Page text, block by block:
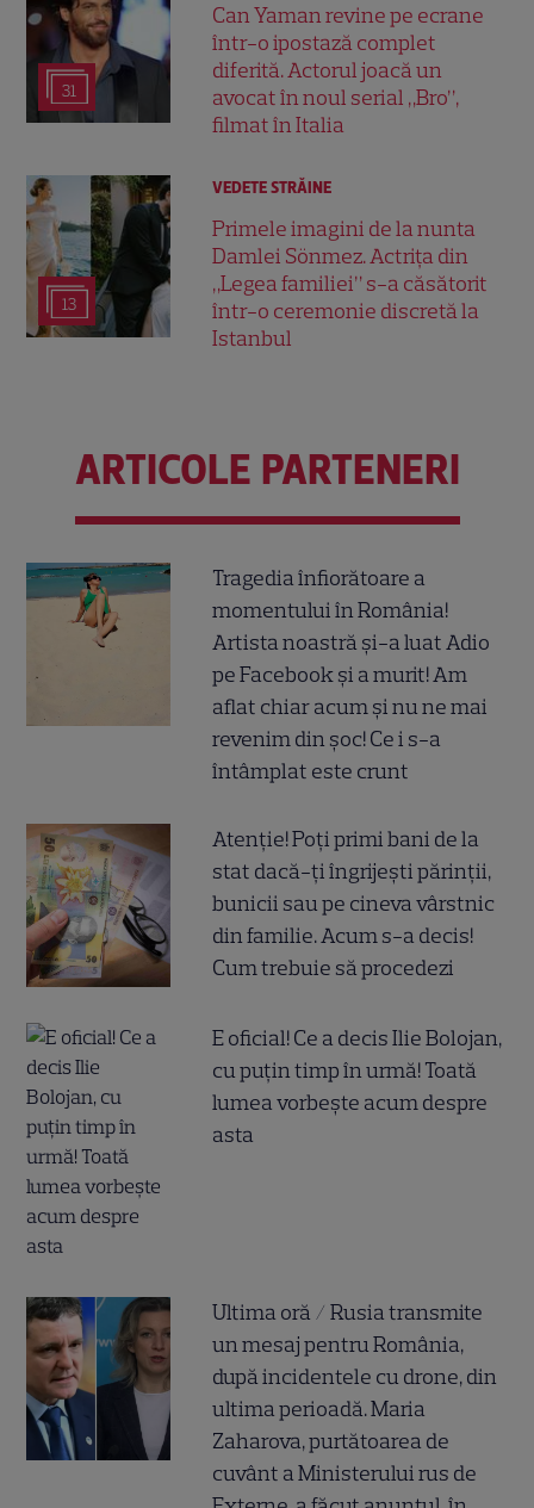
31
Can Yaman revine pe ecrane
într-o ipostază complet
diferită. Actorul joacă un
avocat în noul serial „Bro”,
filmat în Italia
13
VEDETE STRĂINE
Primele imagini de la nunta
Damlei Sönmez. Actrița din
„Legea familiei” s-a căsătorit
într-o ceremonie discretă la
Istanbul
ARTICOLE PARTENERI
Tragedia înfiorătoare a
momentului în România!
Artista noastră și-a luat Adio
pe Facebook și a murit! Am
aflat chiar acum și nu ne mai
revenim din șoc! Ce i s-a
întâmplat este crunt
Atenție! Poți primi bani de la
stat dacă-ți îngrijești părinții,
bunicii sau pe cineva vârstnic
din familie. Acum s-a decis!
Cum trebuie să procedezi
E oficial! Ce a decis Ilie Bolojan,
cu puțin timp în urmă! Toată
lumea vorbește acum despre
asta
Ultima oră / Rusia transmite
un mesaj pentru România,
după incidentele cu drone, din
ultima perioadă. Maria
Zaharova, purtătoarea de
cuvânt a Ministerului rus de